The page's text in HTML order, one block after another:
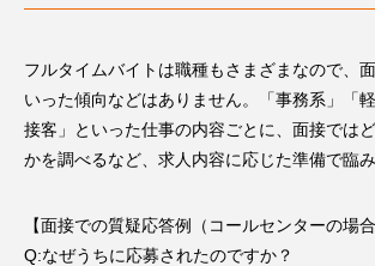
【志望動機の例（データ入力の場合）】
現在、夜間の大学に通っていますが、昼間は
フルタイムで働きながらしっかりと社会勉強
ます。日ごろから規則正しい生活を心掛けて
フルタイムバイトは職種もさまざまなので、
いった傾向などはありません。「事務系」「
接客」といった仕事の内容ごとに、面接では
かを調べるなど、求人内容に応じた準備で臨み
【面接での質疑応答例（コールセンターの場合
Q:なぜうちに応募されたのですか？